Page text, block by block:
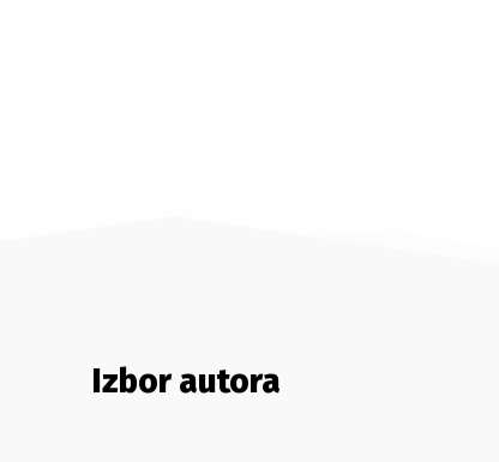
Izbor autora